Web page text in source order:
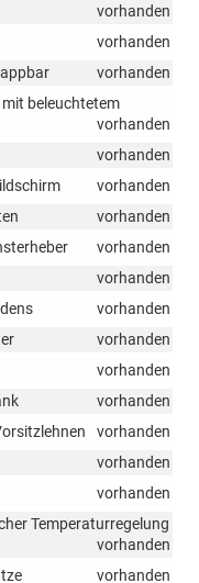
vorhanden
vorhanden
vorhanden
beleuchtetem
vorhanden
vorhanden
vorhanden
vorhanden
vorhanden
vorhanden
vorhanden
vorhanden
vorhanden
vorhanden
vorhanden
vorhanden
vorhanden
Temperaturregelung
vorhanden
vorhanden